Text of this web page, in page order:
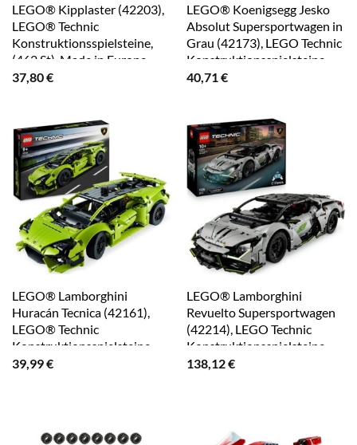
LEGO® Kipplaster (42203),
LEGO® Technic
Konstruktionsspielsteine,
(462 St), Made in Europe
37,80€
LEGO® Koenigsegg Jesko
Absolut Supersportwagen in
Grau (42173), LEGO Technic
Konstruktionsspielsteine,
(801 St), Made in Europe
40,71€
LEGO® Lamborghini
Huracán Tecnica (42161),
LEGO® Technic
Konstruktionsspielsteine,
(806 St), Made in Europe
39,99€
LEGO® Lamborghini
Revuelto Supersportwagen
(42214), LEGO Technic
Konstruktionsspielsteine,
(1135 St), Made in Europe
138,12€